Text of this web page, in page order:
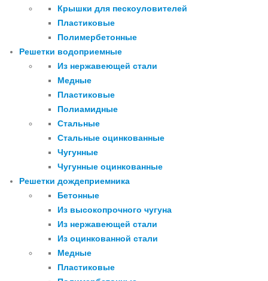
Крышки для пескоуловителей
Пластиковые
Полимербетонные
Решетки водоприемные
Из нержавеющей стали
Медные
Пластиковые
Полиамидные
Стальные
Стальные оцинкованные
Чугунные
Чугунные оцинкованные
Решетки дождеприемника
Бетонные
Из высокопрочного чугуна
Из нержавеющей стали
Из оцинкованной стали
Медные
Пластиковые